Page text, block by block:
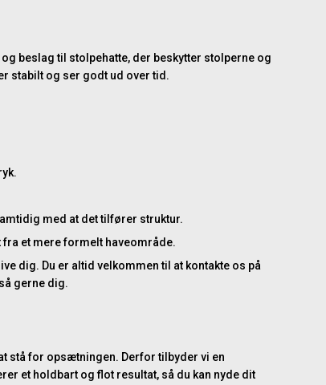
og beslagtil stolpehatte, der beskytter stolperne og
stabilt og ser godt ud over tid.
med at det tilfører struktur.
et mere formelt haveområde.
dig. Du er altid velkommen til at kontakte os på
gerne dig.
stå for opsætningen. Derfor tilbyder vi en
et holdbart og flot resultat, så du kan nyde dit